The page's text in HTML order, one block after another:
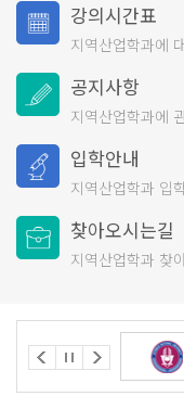
강의시간표
지역산업학과에
공지사항
지역산업학과에
입학안내
지역산업학과 입
찾아오시는길
지역산업학과 찾